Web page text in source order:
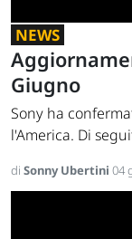
NEWS
Giugno
Sony ha
l'America. Di
di Sonny Ubertini 04